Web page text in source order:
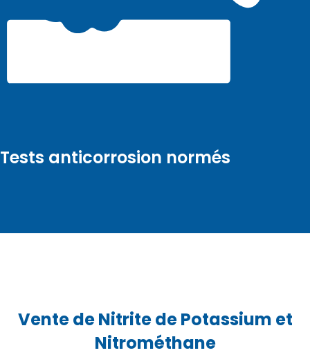
Tests anticorrosion normés
Vente de Nitrite de Potassium et
Nitrométhane